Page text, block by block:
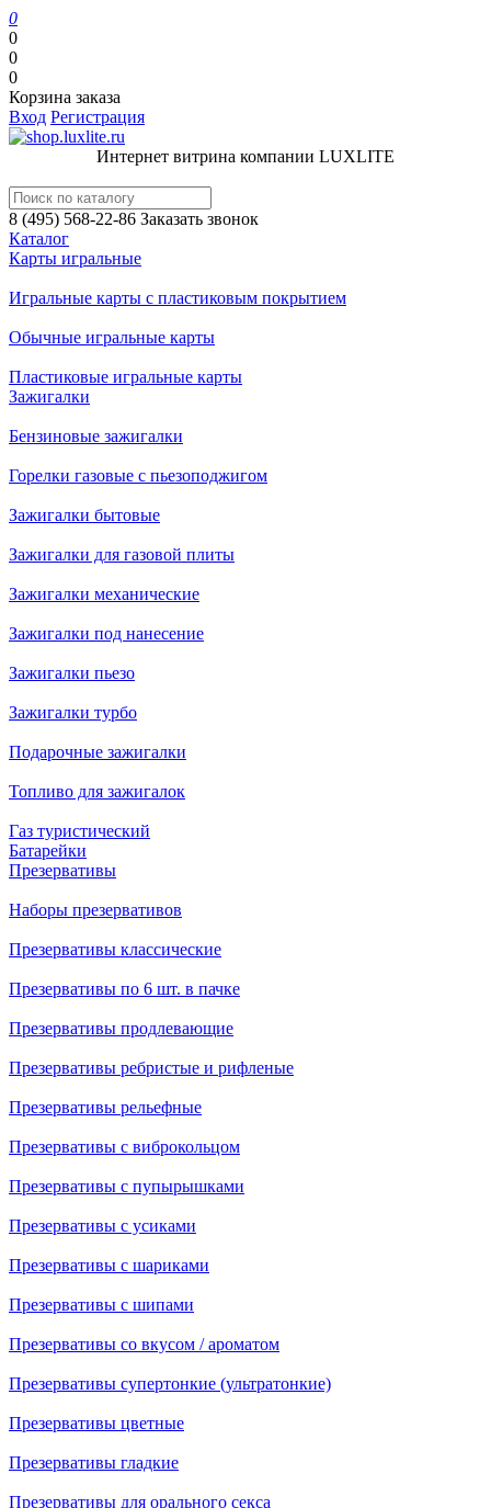
0
0
0
0
Корзина заказа
Вход Регистрация
Интернет витрина компании LUXLITE
8 (495) 568-22-86 Заказать звонок
Каталог
Карты игральные
Игральные карты с пластиковым покрытием
Обычные игральные карты
Пластиковые игральные карты
Зажигалки
Бензиновые зажигалки
Горелки газовые с пьезоподжигом
Зажигалки бытовые
Зажигалки для газовой плиты
Зажигалки механические
Зажигалки под нанесение
Зажигалки пьезо
Зажигалки турбо
Подарочные зажигалки
Топливо для зажигалок
Газ туристический
Батарейки
Презервативы
Наборы презервативов
Презервативы классические
Презервативы по 6 шт. в пачке
Презервативы продлевающие
Презервативы ребристые и рифленые
Презервативы рельефные
Презервативы с виброкольцом
Презервативы с пупырышками
Презервативы с усиками
Презервативы с шариками
Презервативы с шипами
Презервативы со вкусом / ароматом
Презервативы супертонкие (ультратонкие)
Презервативы цветные
Презервативы гладкие
Презервативы для орального секса